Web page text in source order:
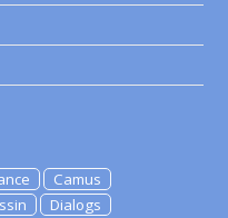
Camus
Dialogs